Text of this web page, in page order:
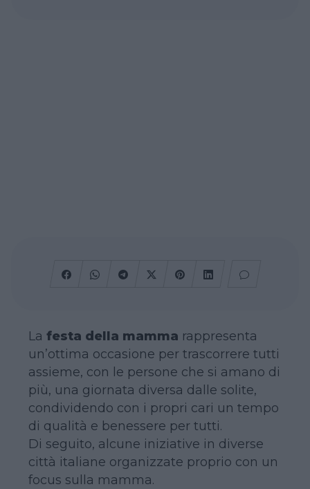
La festa della mamma rappresenta
un’ottima occasione per trascorrere tutti
assieme, con le persone che si amano di
più, una giornata diversa dalle solite,
condividendo con i propri cari un tempo
di qualità e benessere per tutti.
Di seguito, alcune iniziative in diverse
città italiane organizzate proprio con un
focus sulla mamma.